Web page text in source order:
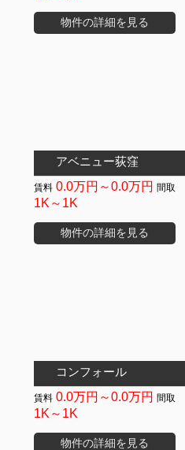
物件の詳細を見る
アベニュー荻窪
0.0万円～0.0万円
1K～1K
物件の詳細を見る
コンフォール
0.0万円～0.0万円
1K～1K
物件の詳細を見る